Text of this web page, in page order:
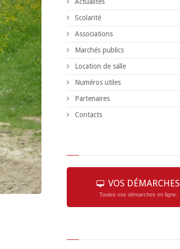
Scolarité
Associations
Marchés publics
Location de salle
Numéros utiles
Partenaires
Contacts
VOS DÉMARCHES
Toutes vos démarches en ligne.